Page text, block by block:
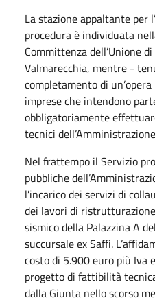
La stazione appaltante per
procedura è individuata
Committenza dell’Unione
Valmarecchia, mentre -
completamento di
imprese che intendono
obbligatoriamente
tecnici
Nel frattempo il Servizio
pubbliche
l’incarico dei servizi di
dei lavori di
sismico della Palazzina A
succursale ex Saffi.
costo di 5.900 euro più Iva
progetto di fattibilità
dalla Giunta nello scorso